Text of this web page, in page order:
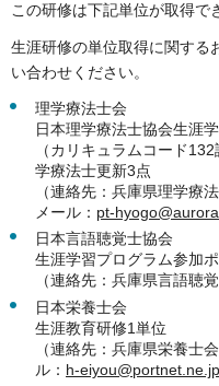
この研修は下記単位が取得で
生涯研修の単位取得に関する
い合わせください。
理学療法士会
日本理学療法士協会生涯
（カリキュラムコード
学療法士更新3点
（連絡先：兵庫県理学
メール： pt-
日本言語聴覚士協会
生涯学習プログラム参加
（連絡先：兵庫県言語聴
日本栄養士会
生涯教育研修1単位
（連絡先：兵庫県栄養
ル： h-eiyou@portnet.ne.jp